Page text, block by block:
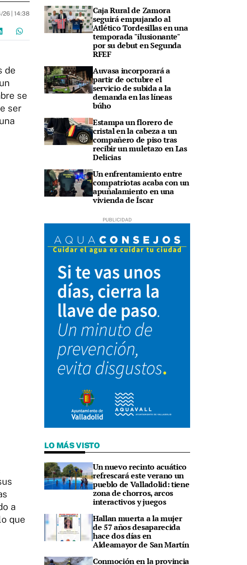
| 14:38
de
se
ser
a
que
Caja Rural de Zamora
seguirá empujando al
Atlético Tordesillas en una
temporada "ilusionante"
por su debut en Segunda
RFEF
Auvasa incorporará a
partir de octubre el
servicio de subida a la
demanda en las líneas
búho
Estampa un florero de
cristal en la cabeza a un
compañero de piso tras
recibir un muletazo en Las
Delicias
Un enfrentamiento entre
compatriotas acaba con un
apuñalamiento en una
vivienda de Íscar
LO MÁS VISTO
Un nuevo recinto acuático
refrescará este verano un
pueblo de Valladolid: tiene
zona de chorros, arcos
interactivos y juegos
Hallan muerta a la mujer
de 57 años desaparecida
hace dos días en
Aldeamayor de San Martín
Conmoción en la provincia